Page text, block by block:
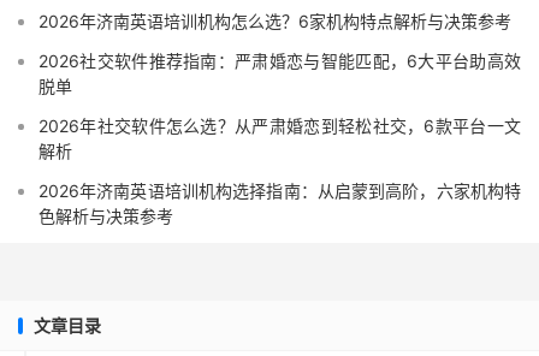
2026年济南英语培训机构怎么选？6家机构特点解析与决策参考
2026社交软件推荐指南：严肃婚恋与智能匹配，6大平台助高效
脱单
2026年社交软件怎么选？从严肃婚恋到轻松社交，6款平台一文
解析
2026年济南英语培训机构选择指南：从启蒙到高阶，六家机构特
色解析与决策参考
文章目录